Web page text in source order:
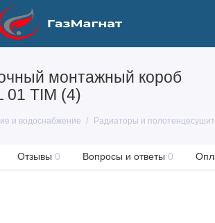
монтажный короб
01 TIM (4)
и водоснабжение Радиаторы и
Отзывы 0 Вопросы и ответы 0